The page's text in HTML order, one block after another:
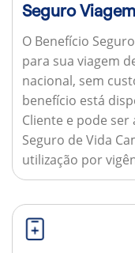
Seguro
O Benefício
para sua viagem
nacional, sem
benefício está
Cliente e pode
Seguro de Vida
utilização por